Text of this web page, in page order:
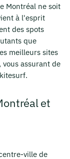
Montréal ne soit
à l'esprit
des spots
que
meilleurs sites
assurant de
et
ville de